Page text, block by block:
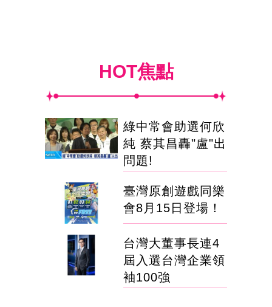
HOT焦點
綠中常會助選何欣
純 蔡其昌轟"盧"出
問題!
臺灣原創遊戲同樂
會8月15日登場！
台灣大董事長連4
屆入選台灣企業領
袖100強